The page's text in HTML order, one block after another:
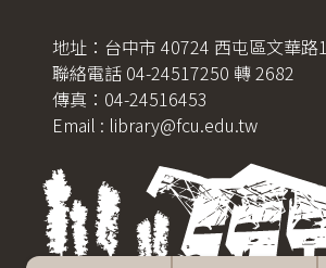
地址：台中市 40724 西屯區文華路
聯絡電話 04-24517250 轉 2682
傳真：04-24516453
Email : library@fcu.edu.tw